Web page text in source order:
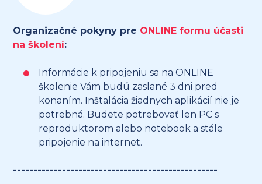
Organizačné pokyny pre ONLINE formu účasti
na školení:
Informácie k pripojeniu sa na ONLINE
školenie Vám budú zaslané 3 dni pred
konaním. Inštalácia žiadnych aplikácií nie je
potrebná. Budete potrebovať len PC s
reproduktorom alebo notebook a stále
pripojenie na internet.
--------------------------------------------------